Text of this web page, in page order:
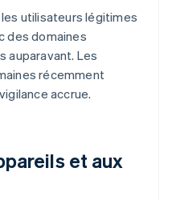
les utilisateurs légitimes
des domaines
auparavant. Les
récemment
accrue.
et aux